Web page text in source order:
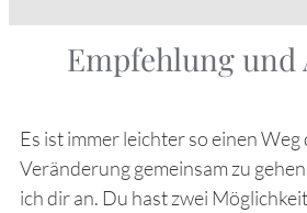
Empfehlung und
Es ist immer leichter so einen
Veränderung gemeinsam zu
ich dir an. Du hast zwei